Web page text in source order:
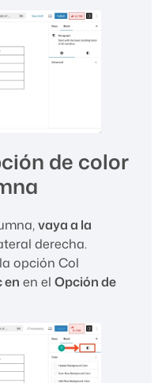
de color
vaya a la
derecha.
opción Col
en en el Opción de